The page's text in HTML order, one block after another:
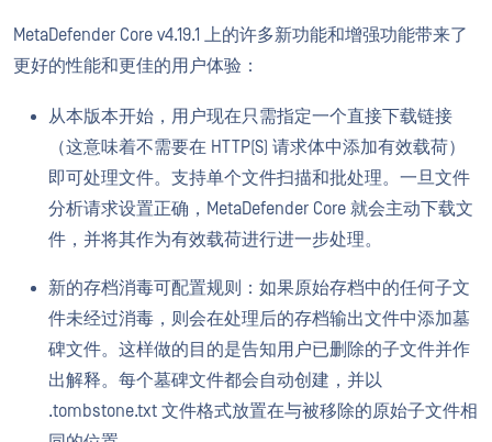
MetaDefender Core v4.19.1 上的许多新功能和增强功能带来了
更好的性能和更佳的用户体验：
从本版本开始，用户现在只需指定一个直接下载链接
（这意味着不需要在 HTTP(S) 请求体中添加有效载荷）
即可处理文件。支持单个文件扫描和批处理。一旦文件
分析请求设置正确，MetaDefender Core 就会主动下载文
件，并将其作为有效载荷进行进一步处理。
新的存档消毒可配置规则：如果原始存档中的任何子文
件未经过消毒，则会在处理后的存档输出文件中添加墓
碑文件。这样做的目的是告知用户已删除的子文件并作
出解释。每个墓碑文件都会自动创建，并以
.tombstone.txt 文件格式放置在与被移除的原始子文件相